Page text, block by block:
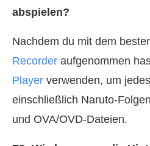
abspielen?
Nachdem du mit dem
Recorder aufgenommen
Player verwenden, um
einschließlich Naruto-
und OVA/OVD-Dateien.